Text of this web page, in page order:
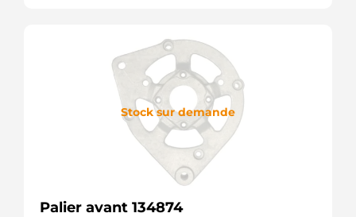
Stock sur demande
Palier avant 134874